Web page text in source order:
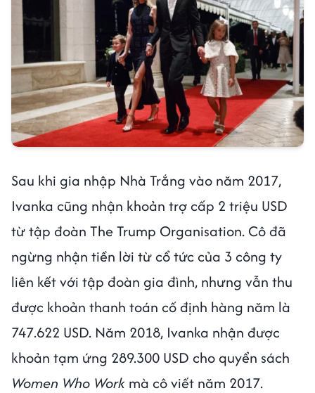
Sau khi gia nhập Nhà Trắng vào năm 2017,
Ivanka cũng nhận khoản trợ cấp 2 triệu USD
từ tập đoàn The Trump Organisation. Cô đã
ngừng nhận tiền lời từ cổ tức của 3 công ty
liên kết với tập đoàn gia đình, nhưng vẫn thu
được khoản thanh toán cố định hàng năm là
747.622 USD. Năm 2018, Ivanka nhận được
khoản tạm ứng 289.300 USD cho quyển sách
Women Who Work mà cô viết năm 2017.